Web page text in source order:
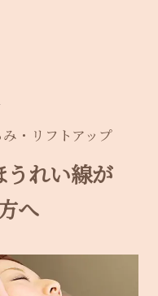
・リフトアップ
れい線が
へ